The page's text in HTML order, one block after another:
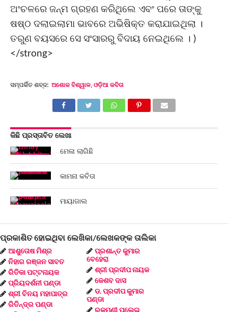
ଅଂଚଳରେ ଜନ୍ମ ଗ୍ରହଣ କରିଥିଲେ ଏବଂ ପରେ ତାଙ୍କୁ
ଷଷ୍ଠ ଦଲାଇଲାମା ଭାବରେ ଅଭିଷିକ୍ତ କରାଯାଇଥିଲା ।
ତରୁଣ ବୟସରେ ସେ ସଂସାରରୁ ବିଦାୟ ନେଇଥିଲେ । )
</strong>
ସମ୍ପର୍କିତ ଶବ୍ଦ: ଅଶୋକ ବିଶ୍ୱାଳ, ଓଡ଼ିଆ କବିତା
କିଛି ପ୍ରସ୍ତାବିତ ଲେଖା
ମେଳା ଲାଗିଛି
କାମନା କବିତା
ମାୟାଜାଲ
ପ୍ରକାଶିତ ହୋଇଥିବା ଲେଖିକା/ଲେଖକଙ୍କ ତାଲିକା
ଆଶୁତୋଷ ମିଶ୍ର
ନିହାର ରଞ୍ଜନ ସାବତ
ରିତିକା ପଟ୍ଟନାୟକ
ପ୍ରିୟଦର୍ଶନୀ ପଣ୍ଡା
ଶ୍ରୀ ବିନୟ ମହାପାତ୍ର
ରିତିନ୍ଦ୍ର ପଣ୍ଡା
ପ୍ରଶାନ୍ତ କୁମାର
ବେହେରା
ଶ୍ରୀ ପ୍ରଦୀପ ନାୟକ
କେଶବ ଦାସ
ଡ. ପ୍ରଦୀପ କୁମାର
ପଣ୍ଡା
ରୁକ୍ମଣୀ ପଲେଇ